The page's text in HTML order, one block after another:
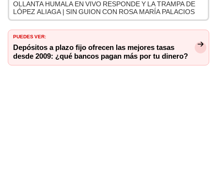
OLLANTA HUMALA EN VIVO RESPONDE Y LA TRAMPA DE
LÓPEZ ALIAGA | SIN GUION CON ROSA MARÍA PALACIOS
PUEDES VER:
Depósitos a plazo fijo ofrecen las mejores tasas
desde 2009: ¿qué bancos pagan más por tu dinero?